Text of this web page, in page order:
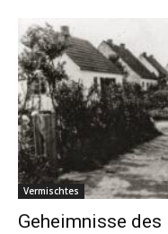
Vermischtes
Geheimnisse